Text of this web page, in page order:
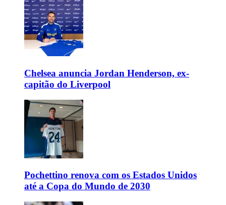
Chelsea anuncia Jordan Henderson, ex-
capitão do Liverpool
Pochettino renova com os Estados Unidos
até a Copa do Mundo de 2030